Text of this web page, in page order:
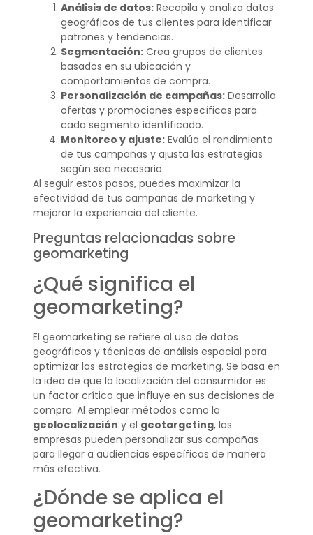
Análisis de datos:Recopila y analiza datos
geográficos de tus clientes para identificar
patrones y tendencias.
Segmentación:Crea grupos de clientes
basados en su ubicación y
comportamientos de compra.
Personalización de campañas:Desarrolla
ofertas y promociones específicas para
cada segmento identificado.
Monitoreo y ajuste:Evalúa el rendimiento
de tus campañas y ajusta las estrategias
según sea necesario.
Al seguir estos pasos, puedes maximizar la
efectividad de tus campañas de marketing y
mejorar la experiencia del cliente.
Preguntas relacionadas sobre
geomarketing
¿Qué significa el
geomarketing?
El geomarketing se refiere al uso de datos
geográficos y técnicas de análisis espacial para
optimizar las estrategias de marketing. Se basa en
la idea de que la localización del consumidor es
un factor crítico que influye en sus decisiones de
compra. Al emplear métodos como la
geolocalización y el geotargeting, las
empresas pueden personalizar sus campañas
para llegar a audiencias específicas de manera
más efectiva.
¿Dónde se aplica el
geomarketing?